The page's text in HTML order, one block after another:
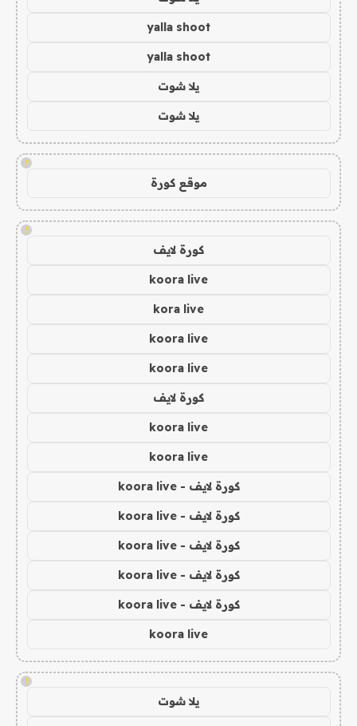
yalla shoot
yalla shoot
يلا شوت
يلا شوت
!
موقع كورة
!
كورة لايف
koora live
kora live
koora live
koora live
كورة لايف
koora live
koora live
كورة لايف - koora live
كورة لايف - koora live
كورة لايف - koora live
كورة لايف - koora live
كورة لايف - koora live
koora live
!
يلا شوت